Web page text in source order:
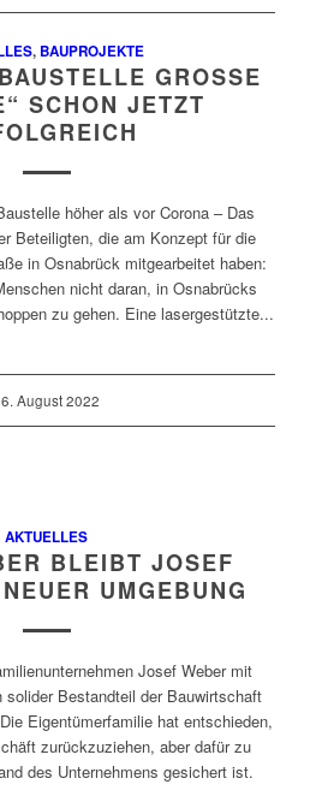
, BAUPROJEKTE
GROSSE
SCHON JETZT
höher als vor Corona – Das
Beteiligten, die am Konzept für die
in Osnabrück mitgearbeitet haben:
nicht daran, in Osnabrücks
zu gehen. Eine lasergestützte...
August 2022
AKTUELLES
BLEIBT JOSEF
UMGEBUNG
Josef Weber mit
solider Bestandteil der Bauwirtschaft
Eigentümerfamilie hat entschieden,
zurückzuziehen, aber dafür zu
des Unternehmens gesichert ist.